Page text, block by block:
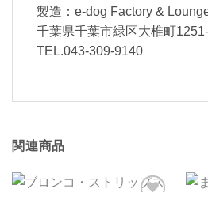
製造：e-dog Factory &
千葉県千葉市緑区大椎町
TEL.043-309-9140
関連商品